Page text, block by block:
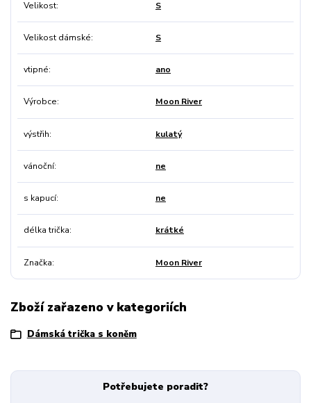
Velikost S
Velikost dámské S
vtipné ano
Výrobce Moon River
výstřih kulatý
vánoční ne
s kapucí ne
délka trička krátké
Značka Moon River
Zboží zařazeno v kategoriích
Dámská trička s koněm
Potřebujete poradit?